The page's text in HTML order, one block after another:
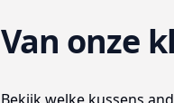
Van onze